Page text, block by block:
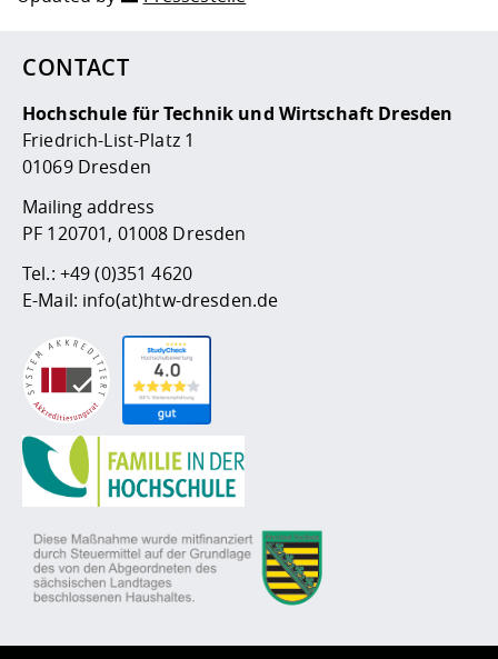
CONTACT
Hochschule für Technik und Wirtschaft Dresden
Friedrich-List-Platz 1
01069 Dresden
Mailing address
PF 120701, 01008 Dresden
Tel.: +49 (0)351 4620
E-Mail: info(at)htw-dresden.de